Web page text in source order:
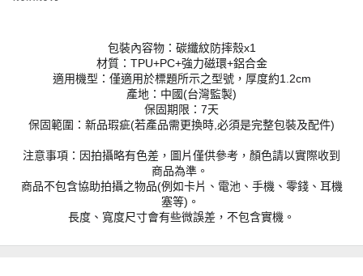
包裝內容物：碳纖紋防摔殼x1
材質：TPU+PC+強力磁環+鋁合金
適用機型：僅適用於標題所示之型號，厚度約1.2cm
產地：中國(台灣監製)
保固期限：7天
保固範圍：新品瑕疵(若產品需更換時,必須是完整包裝及配件)
注意事項：因拍攝略有色差，圖片僅供參考，顏色請以實際收到
商品為準。
商品不包含協助拍攝之物品(例如卡片、電池、手機、零錢、耳機
塞等)。
長度、寬度尺寸會有些微誤差，不包含實機。